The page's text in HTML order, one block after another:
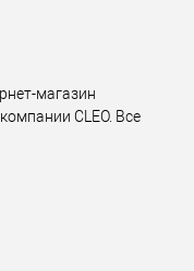
магазин
CLEO. Все